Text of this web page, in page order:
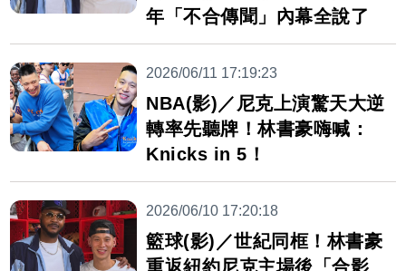
年「不合傳聞」內幕全說了
2026/06/11 17:19:23
NBA(影)／尼克上演驚天大逆
轉率先聽牌！林書豪嗨喊：
Knicks in 5！
2026/06/10 17:20:18
籃球(影)／世紀同框！林書豪
重返紐約尼克主場後「合影